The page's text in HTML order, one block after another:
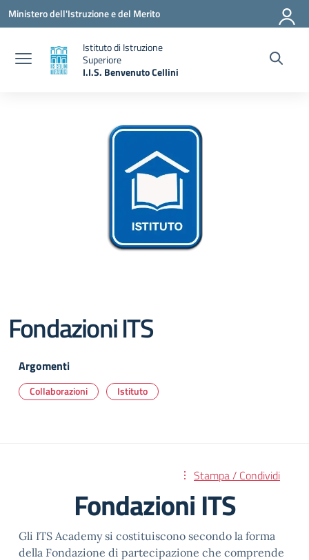
Vai ai contenuti
Vai al menu di navigazione
Vai al footer
Ministero dell'Istruzione e del Merito
Istituto di Istruzione
Superiore
I.I.S. Benvenuto Cellini
Fondazioni ITS
Argomenti
Collaborazioni Istituto
Stampa / Condividi
Fondazioni ITS
Gli ITS Academy si costituiscono secondo la forma
della Fondazione di partecipazione che comprende